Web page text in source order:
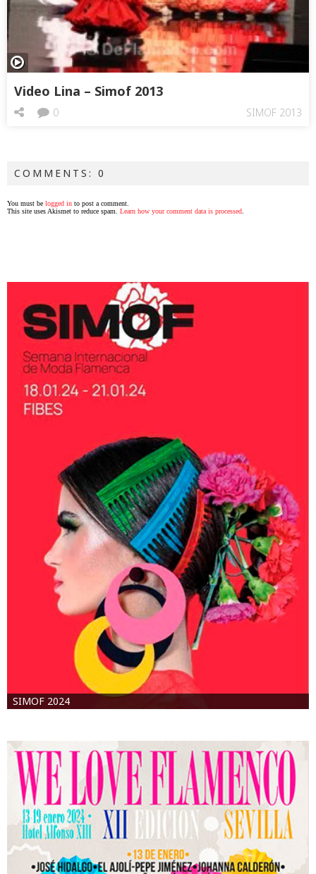
Video Lina – Simof 2013
SIMOF 2013
0
COMMENTS: 0
You must be logged in to post a comment.
This site uses Akismet to reduce spam. Learn how your comment data is processed
SIMOF 2024